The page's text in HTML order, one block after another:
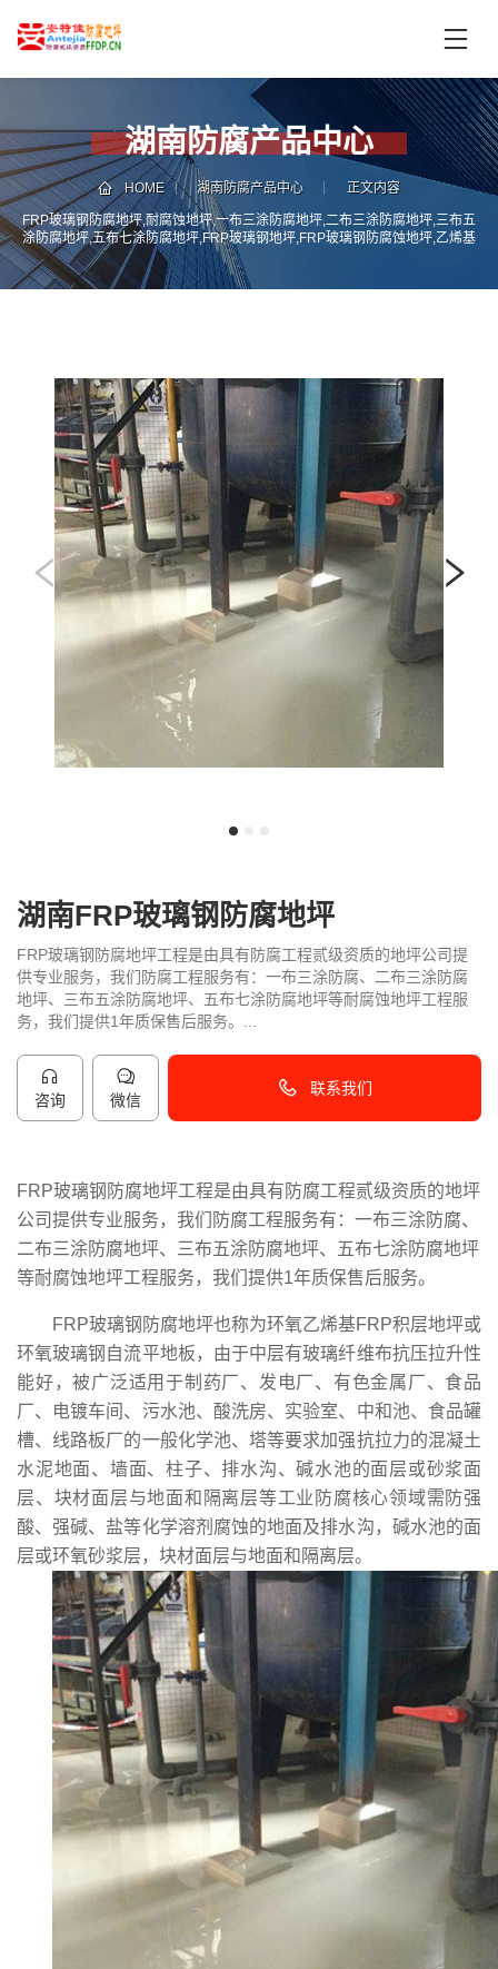
页
中
心
技
术
支
持
服
务
案
湖南防腐产品中心
HOME 湖南防腐产品中心 正文内容
FRP玻璃钢防腐地坪,耐腐蚀地坪,一布三涂防腐地坪,二布三涂防腐地坪,三布五
涂防腐地坪,五布七涂防腐地坪,FRP玻璃钢地坪,FRP玻璃钢防腐蚀地坪,乙烯基
FRP玻璃钢防腐地坪
湖南FRP玻璃钢防腐地坪
FRP玻璃钢防腐地坪工程是由具有防腐工程贰级资质的地坪公司提
供专业服务，我们防腐工程服务有：一布三涂防腐、二布三涂防腐
地坪、三布五涂防腐地坪、五布七涂防腐地坪等耐腐蚀地坪工程服
务，我们提供1年质保售后服务。...
咨询 微信
联系我们
FRP玻璃钢防腐地坪工程是由具有防腐工程贰级资质的地坪
公司提供专业服务，我们防腐工程服务有：一布三涂防腐、
二布三涂防腐地坪、三布五涂防腐地坪、五布七涂防腐地坪
等耐腐蚀地坪工程服务，我们提供1年质保售后服务。
FRP玻璃钢防腐地坪也称为环氧乙烯基FRP积层地坪或
环氧玻璃钢自流平地板，由于中层有玻璃纤维布抗压拉升性
能好，被广泛适用于制药厂、发电厂、有色金属厂、食品
厂、电镀车间、 污水池、酸洗房、实验室、中和池、食品罐
槽、 线路板厂的一般化学池、塔等要求加强抗拉力的混凝土
水泥地面、 墙面、柱子、排水沟、碱水池的面层或砂浆面
层、块材面层与地面和隔离层等工业防腐核心领域需防强
酸、强碱、盐等化学溶剂腐蚀的地面及排水沟，碱水池的面
层或环氧砂浆层，块材面层与地面和隔离层。